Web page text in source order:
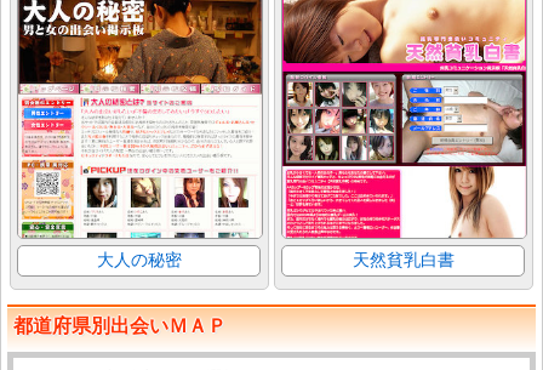
大人の秘密 天然貧乳白書
都道府県別出会いＭＡＰ